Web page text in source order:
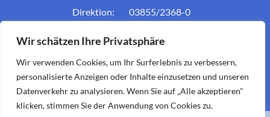
Wir schätzen Ihre Privatsphäre
Wir verwenden Cookies, um Ihr Surferlebnis zu verbessern,
personalisierte Anzeigen oder Inhalte einzusetzen und unseren
Datenverkehr zu analysieren. Wenn Sie auf „Alle akzeptieren"
klicken, stimmen Sie der Anwendung von Cookies zu.
Direktion: 03855/2368-0
Mail: vs.krieglach@twin.at